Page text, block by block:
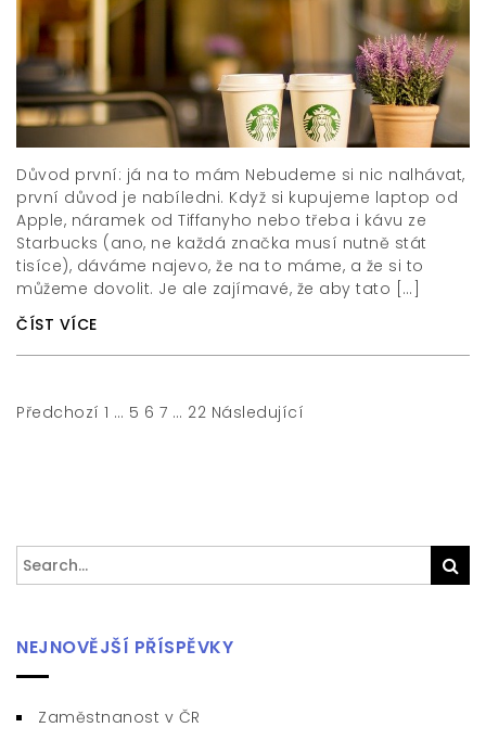
Důvod první: já na to mám Nebudeme si nic nalhávat,
první důvod je nabíledni. Když si kupujeme laptop od
Apple, náramek od Tiffanyho nebo třeba i kávu ze
Starbucks (ano, ne každá značka musí nutně stát
tisíce), dáváme najevo, že na to máme, a že si to
můžeme dovolit. Je ale zajímavé, že aby tato […]
ČÍST VÍCE
Stránkování
Předchozí 1 … 5 6 7 … 22 Následující
Search
for:
NEJNOVĚJŠÍ PŘÍSPĚVKY
Zaměstnanost v ČR